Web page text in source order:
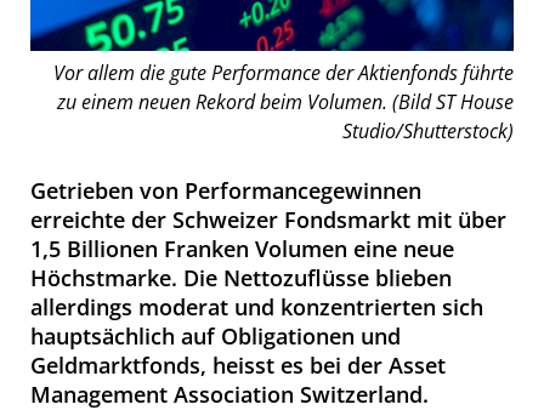
Vor allem die gute Performance der Aktienfonds führte
zu einem neuen Rekord beim Volumen. (Bild ST House
Studio/Shutterstock)
Getrieben von Performancegewinnen
erreichte der Schweizer Fondsmarkt mit über
1,5 Billionen Franken Volumen eine neue
Höchstmarke. Die Nettozuflüsse blieben
allerdings moderat und konzentrierten sich
hauptsächlich auf Obligationen und
Geldmarktfonds, heisst es bei der Asset
Management Association Switzerland.